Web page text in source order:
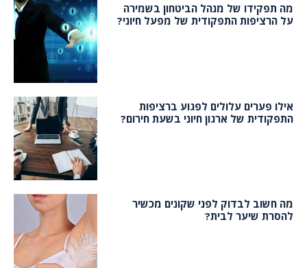
מה תפקידו של מנהל הביטחון בשמירה
על הרציפות התפקודית של מפעל חיוני?
אילו פערים עלולים לפגוע ברציפות
התפקודית של ארגון חיוני בשעת חירום?
מה חשוב לבדוק לפני שקונים מכשיר
להסרת שיער לבית?